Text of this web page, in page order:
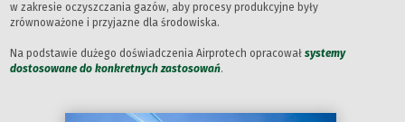
w zakresie oczyszczania gazów, aby procesy produkcyjne były
zrównoważone i przyjazne dla środowiska.
Na podstawie dużego doświadczenia Airprotech opracowałsystemy
dostosowane do konkretnych zastosowań.